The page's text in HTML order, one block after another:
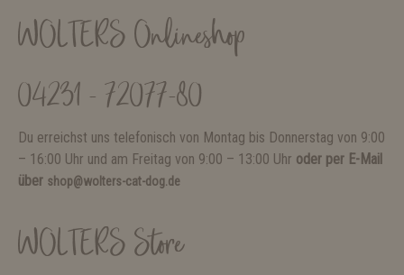
WOLTERS Onlineshop
04231 - 72077-80
Du erreichst uns telefonisch von Montag bis Donnerstag von 9:00
– 16:00 Uhr und am Freitag von 9:00 – 13:00 Uhr oder per E-Mail
über shop@wolters-cat-dog.de
WOLTERS Store